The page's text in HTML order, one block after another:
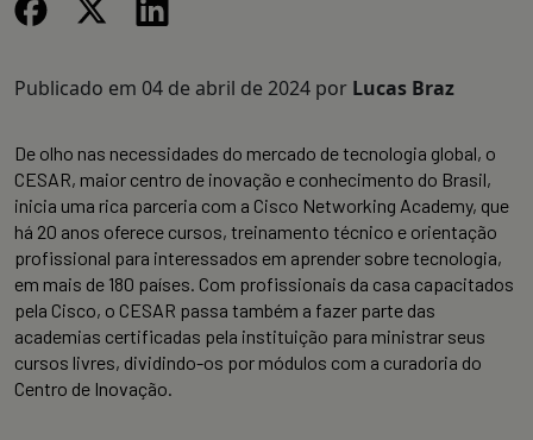
Publicado em 04 de abril de 2024 por Lucas Braz
De olho nas necessidades do mercado de tecnologia global, o
CESAR, maior centro de inovação e conhecimento do Brasil,
inicia uma rica parceria com a Cisco Networking Academy, que
há 20 anos oferece cursos, treinamento técnico e orientação
profissional para interessados em aprender sobre tecnologia,
em mais de 180 países. Com profissionais da casa capacitados
pela Cisco, o CESAR passa também a fazer parte das
academias certificadas pela instituição para ministrar seus
cursos livres, dividindo-os por módulos com a curadoria do
Centro de Inovação.